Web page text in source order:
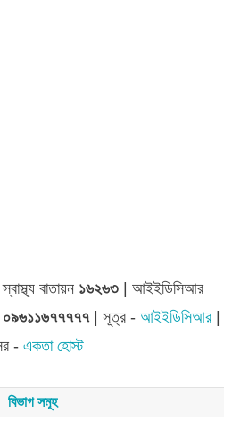
বাতায়ন ১৬২৬৩| আইইডিসিআর
০৯৬১১৬৭৭৭৭৭| সূত্র - আইইডিসিআর|
- একতা হোস্ট
বিভাগ সমূহ